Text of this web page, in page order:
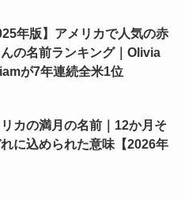
年版】アメリカで人気の赤
の名前ランキング｜Olivia
が7年連続全米1位
カの満月の名前｜12か月そ
に込められた意味【2026年